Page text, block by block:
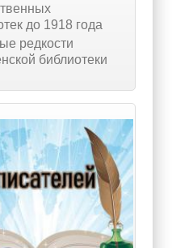
до 1918 года
редкости
библиотеки